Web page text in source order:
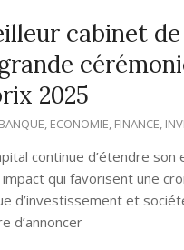
cabinet
2025
BANQUE, ECONOMIE, FINANCE,
continue d’étendre
qui favorisent une
d’investissement et
d’annoncer